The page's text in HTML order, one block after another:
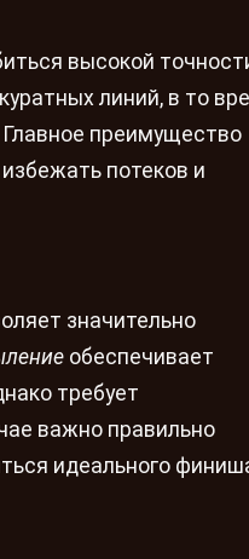
высокой
линий, в то
преимущество
потеков и
значительно
обеспечивает
требует
важно правильно
идеального